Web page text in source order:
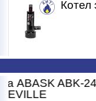
" выносной индикатор
" дозатор
Котел
24